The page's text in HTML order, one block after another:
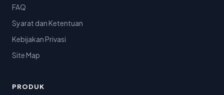
FAQ
Syarat dan Ketentuan
Kebijakan Privasi
Site Map
PRODUK